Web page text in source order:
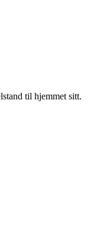
til hjemmet sitt.